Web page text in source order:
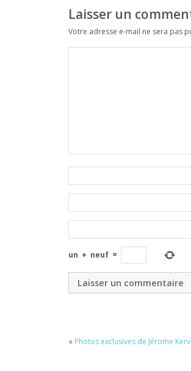
Laisser un
Votre adresse e-mail ne sera pas
un + neuf =
« Photos exclusives de Jérome